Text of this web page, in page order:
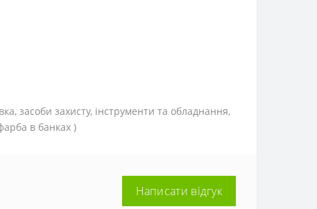
засоби захисту, інструменти та обладнання,
в банках )
Написати відгук